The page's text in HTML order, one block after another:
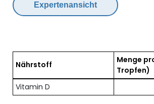
Expertenansicht
Übersicht der enthaltenen
Nährstoff Menge
Tropfen)
Vitamin D